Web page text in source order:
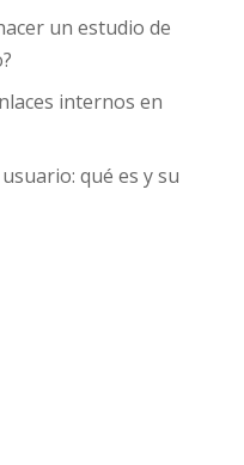
un estudio de
internos en
qué es y su